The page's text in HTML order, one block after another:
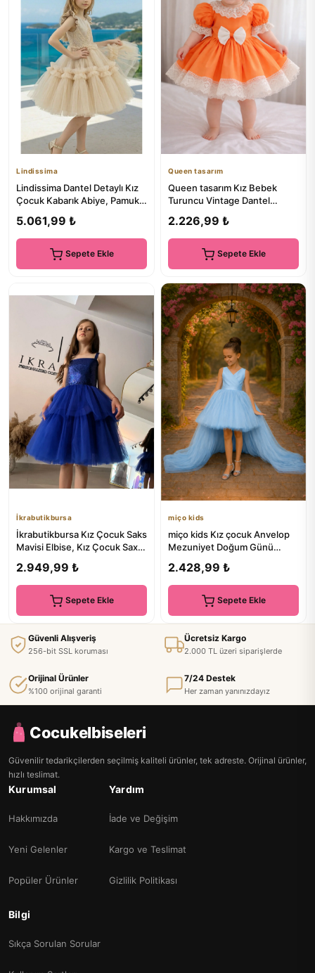
Lindissima
Lindissima Dantel Detaylı Kız
Çocuk Kabarık Abiye, Pamuk
5.061,99 ₺
Sepete Ekle
Queen tasarım
Queen tasarım Kız Bebek
Turuncu Vintage Dantel
2.226,99 ₺
Sepete Ekle
İkrabutikbursa
İkrabutikbursa Kız Çocuk Saks
Mavisi Elbise, Kız Çocuk Sax
2.949,99 ₺
Sepete Ekle
miço kids
miço kids Kız çocuk Anvelop
Mezuniyet Doğum Günü
2.428,99 ₺
Sepete Ekle
Güvenli Alışveriş
256-bit SSL koruması
Ücretsiz Kargo
2.000 TL üzeri siparişlerde
Orijinal Ürünler
%100 orijinal garanti
7/24 Destek
Her zaman yanınızdayız
Cocukelbiseleri
Güvenilir tedarikçilerden seçilmiş kaliteli ürünler, tek adreste. Orijinal ürünler,
hızlı teslimat.
Kurumsal
Hakkımızda
Yeni Gelenler
Popüler Ürünler
Yardım
İade ve Değişim
Kargo ve Teslimat
Gizlilik Politikası
Bilgi
Sıkça Sorulan Sorular